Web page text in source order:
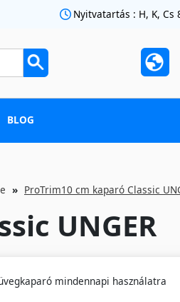
Nyitvatartás : H, K, Cs
BLOG
ProTrim10 cm kaparó Classic
UNGER
mindennapi használatra